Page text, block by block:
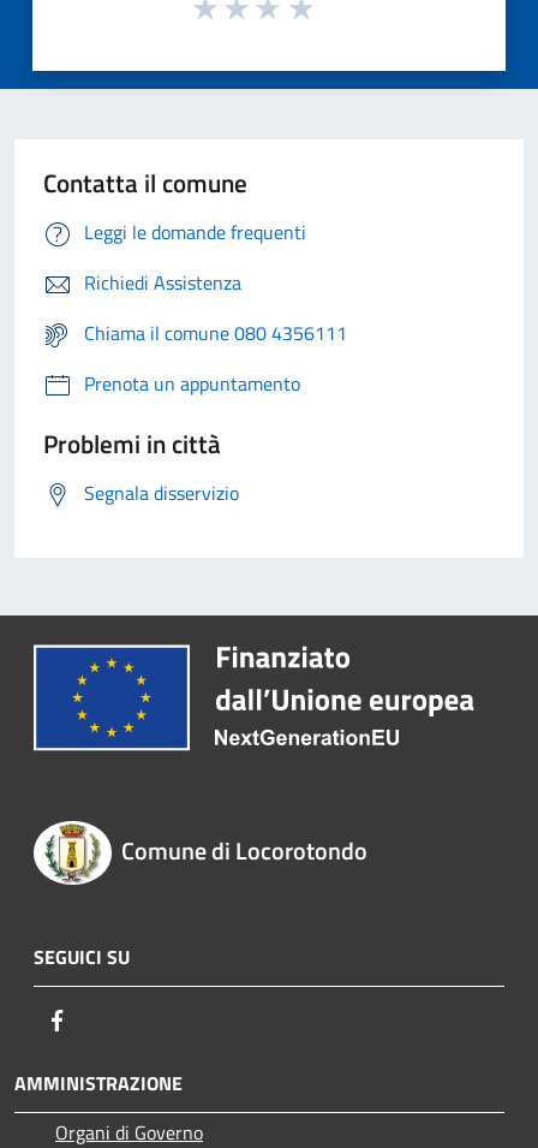
Contatta il comune
Leggi le domande frequenti
Richiedi Assistenza
Chiama il comune 080 4356111
Prenota un appuntamento
Problemi in città
Segnala disservizio
Comune di Locorotondo
SEGUICI SU
AMMINISTRAZIONE
Organi di Governo